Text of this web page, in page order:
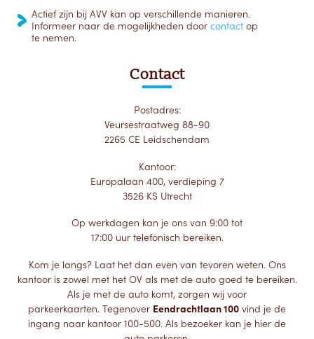
Actief zijn bij AVV kan op verschillende manieren.
Informeer naar de mogelijkheden door contact op
te nemen.
Contact
Postadres:
Veursestraatweg 88-90
2265 CE Leidschendam
Kantoor:
Europalaan 400, verdieping 7
3526 KS Utrecht
Op werkdagen kan je ons van 9:00 tot
17:00 uur telefonisch bereiken.
Kom je langs? Laat het dan even van tevoren weten. Ons
kantoor is zowel met het OV als met de auto goed te bereiken.
Als je met de auto komt, zorgen wij voor
parkeerkaarten. Tegenover Eendrachtlaan 100 vind je de
ingang naar kantoor 100-500. Als bezoeker kan je hier de